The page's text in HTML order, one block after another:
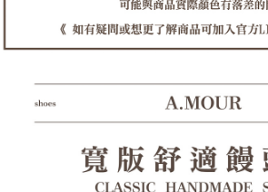
客戶支援中心」https://
易，需依本服務之必要範圍內提供個人資料，並將
權轉讓予恩沛科技股份有限公司。
https://aftee.tw/terms/#terms3
３．未成年的使用者請事先徵得法定代理人或監護
每筆NT$60，滿NT$1,380(含以上)免運費
每筆NT$100，滿NT$1,380(含以上)免運費
海外宅配（貨到付運費）